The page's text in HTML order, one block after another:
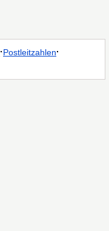
·Postleitzahlen·